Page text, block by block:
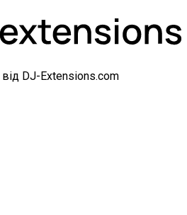
від DJ-Extensions.com